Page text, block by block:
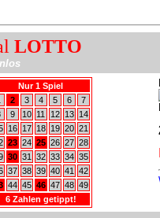
LOTTO
Nur 1 Spiel
2 3 4 5 6
7
9 10 11 12 13
14
16 17 18 19 20 21
23 24 25 26 27 28
30 31 32 33 34 35
37 38 39 40 41
42
44 45 46 47 48 49
6 Zahlen getippt!